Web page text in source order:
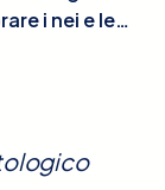
i nei e le
sistemi di
e